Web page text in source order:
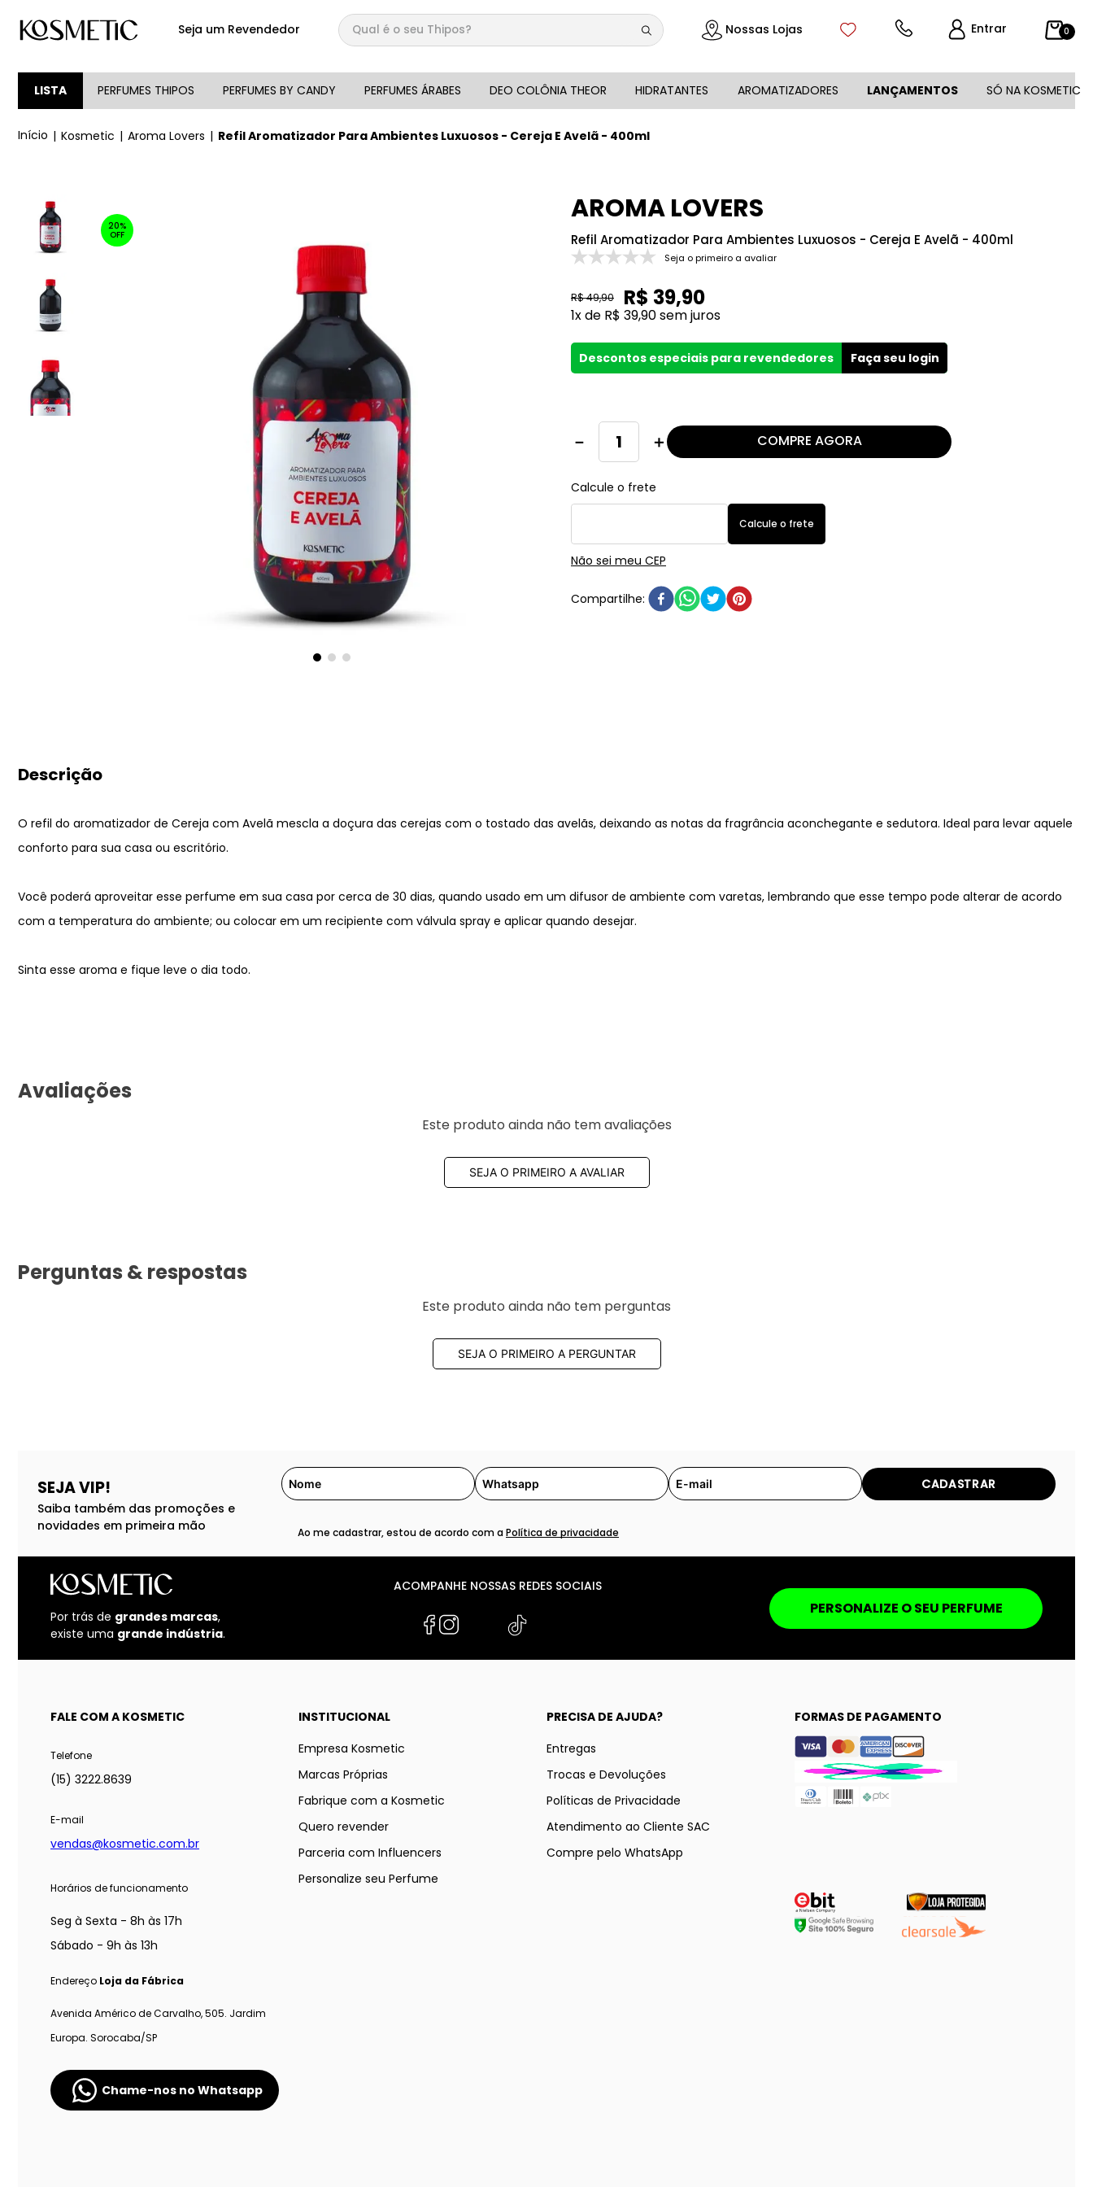
Seja um Revendedor
Qual é o seu Thipos?
Nossas Lojas Entrar 0
LISTA PERFUMES THIPOS PERFUMES BY CANDY PERFUMES ÁRABES DEO COLÔNIA THEOR HIDRATANTES AROMATIZADORES LANÇAMENTOS SÓ NA KOSMETIC
Kosmetic Aroma Lovers Refil Aromatizador Para Ambientes Luxuosos - Cereja E Avelã - 400ml
20%
OFF
AROMA LOVERS
Refil Aromatizador Para Ambientes Luxuosos - Cereja E Avelã - 400ml
Seja o primeiro a avaliar
R$49,90 R$ 39,90
1x de R$ 39,90sem juros
Descontos especiais para revendedores Faça seu login
＋
－ COMPRE AGORA
Não sei meu CEP
Descrição
O refil do aromatizador de Cereja com Avelã mescla a doçura das cerejas com o tostado das avelãs, deixando as notas da fragrância aconchegante e sedutora. Ideal para levar aquele
conforto para sua casa ou escritório.
Você poderá aproveitar esse perfume em sua casa por cerca de 30 dias, quando usado em um difusor de ambiente com varetas, lembrando que esse tempo pode alterar de acordo
com a temperatura do ambiente; ou colocar em um recipiente com válvula spray e aplicar quando desejar.
Sinta esse aroma e fique leve o dia todo.
Avaliações
Este produto ainda não tem avaliações
SEJA O PRIMEIRO A AVALIAR
Perguntas & respostas
Este produto ainda não tem perguntas
SEJA O PRIMEIRO A PERGUNTAR
SEJA VIP!
Saiba também das promoções e
novidades em primeira mão
CADASTRAR
Ao me cadastrar, estou de acordo com aPolítica de privacidade
Por trás de grandes marcas,
existe uma grande indústria.
ACOMPANHE NOSSAS REDES SOCIAIS
PERSONALIZE O SEU PERFUME
FALE COM A KOSMETIC
Telefone
(15) 3222.8639
E-mail
vendas@kosmetic.com.br
Horários de funcionamento
Seg à Sexta - 8h às 17h
Sábado - 9h às 13h
Endereço Loja da Fábrica
Avenida Américo de Carvalho, 505. Jardim
Europa. Sorocaba/SP
Chame-nos no Whatsapp
INSTITUCIONAL
Empresa Kosmetic
Marcas Próprias
Fabrique com a Kosmetic
Quero revender
Parceria com Influencers
Personalize seu Perfume
PRECISA DE AJUDA?
Entregas
Trocas e Devoluções
Políticas de Privacidade
Atendimento ao Cliente SAC
Compre pelo WhatsApp
FORMAS DE PAGAMENTO
1 º
144
3º
146
101